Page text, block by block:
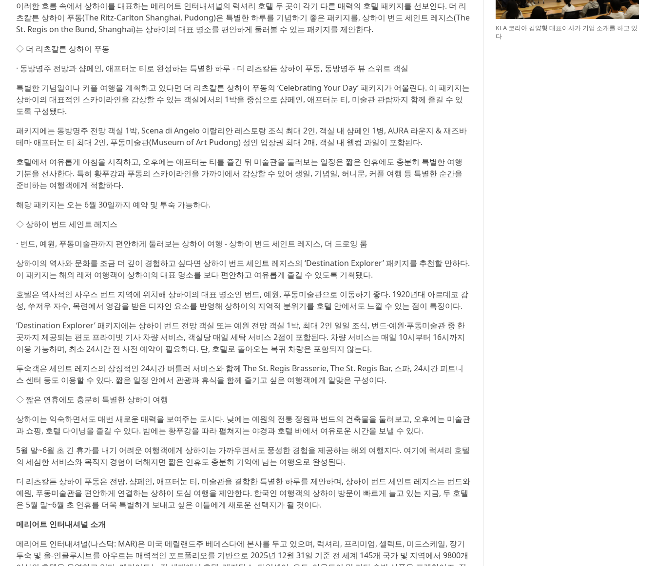
이러한 흐름 속에서 상하이를 대표하는 메리어트 인터내셔널의 럭셔리 호텔 두 곳이 각기 다른 매력의 호텔 패키지를 선보인다. 더 리
츠칼튼 상하이 푸동(The Ritz-Carlton Shanghai, Pudong)은 특별한 하루를 기념하기 좋은 패키지를, 상하이 번드 세인트 레지스(The
St. Regis on the Bund, Shanghai)는 상하이의 대표 명소를 편안하게 둘러볼 수 있는 패키지를 제안한다.
◇ 더 리츠칼튼 상하이 푸동
· 동방명주 전망과 샴페인, 애프터눈 티로 완성하는 특별한 하루 - 더 리츠칼튼 상하이 푸동, 동방명주 뷰 스위트 객실
특별한 기념일이나 커플 여행을 계획하고 있다면 더 리츠칼튼 상하이 푸동의 ‘Celebrating Your Day’ 패키지가 어울린다. 이 패키지는
상하이의 대표적인 스카이라인을 감상할 수 있는 객실에서의 1박을 중심으로 샴페인, 애프터눈 티, 미술관 관람까지 함께 즐길 수 있
도록 구성됐다.
패키지에는 동방명주 전망 객실 1박, Scena di Angelo 이탈리안 레스토랑 조식 최대 2인, 객실 내 샴페인 1병, AURA 라운지 & 재즈바
테마 애프터눈 티 최대 2인, 푸동미술관(Museum of Art Pudong) 성인 입장권 최대 2매, 객실 내 웰컴 과일이 포함된다.
호텔에서 여유롭게 아침을 시작하고, 오후에는 애프터눈 티를 즐긴 뒤 미술관을 둘러보는 일정은 짧은 연휴에도 충분히 특별한 여행
기분을 선사한다. 특히 황푸강과 푸동의 스카이라인을 가까이에서 감상할 수 있어 생일, 기념일, 허니문, 커플 여행 등 특별한 순간을
준비하는 여행객에게 적합하다.
해당 패키지는 오는 6월 30일까지 예약 및 투숙 가능하다.
◇ 상하이 번드 세인트 레지스
· 번드, 예원, 푸동미술관까지 편안하게 둘러보는 상하이 여행 - 상하이 번드 세인트 레지스, 더 드로잉 룸
상하이의 역사와 문화를 조금 더 깊이 경험하고 싶다면 상하이 번드 세인트 레지스의 ‘Destination Explorer’ 패키지를 추천할 만하다.
이 패키지는 해외 레저 여행객이 상하이의 대표 명소를 보다 편안하고 여유롭게 즐길 수 있도록 기획됐다.
호텔은 역사적인 사우스 번드 지역에 위치해 상하이의 대표 명소인 번드, 예원, 푸동미술관으로 이동하기 좋다. 1920년대 아르데코 감
성, 쑤저우 자수, 목련에서 영감을 받은 디자인 요소를 반영해 상하이의 지역적 분위기를 호텔 안에서도 느낄 수 있는 점이 특징이다.
‘Destination Explorer’ 패키지에는 상하이 번드 전망 객실 또는 예원 전망 객실 1박, 최대 2인 일일 조식, 번드·예원·푸동미술관 중 한
곳까지 제공되는 편도 프라이빗 기사 차량 서비스, 객실당 매일 세탁 서비스 2점이 포함된다. 차량 서비스는 매일 10시부터 16시까지
이용 가능하며, 최소 24시간 전 사전 예약이 필요하다. 단, 호텔로 돌아오는 복귀 차량은 포함되지 않는다.
투숙객은 세인트 레지스의 상징적인 24시간 버틀러 서비스와 함께 The St. Regis Brasserie, The St. Regis Bar, 스파, 24시간 피트니
스 센터 등도 이용할 수 있다. 짧은 일정 안에서 관광과 휴식을 함께 즐기고 싶은 여행객에게 알맞은 구성이다.
◇ 짧은 연휴에도 충분히 특별한 상하이 여행
상하이는 익숙하면서도 매번 새로운 매력을 보여주는 도시다. 낮에는 예원의 전통 정원과 번드의 건축물을 둘러보고, 오후에는 미술관
과 쇼핑, 호텔 다이닝을 즐길 수 있다. 밤에는 황푸강을 따라 펼쳐지는 야경과 호텔 바에서 여유로운 시간을 보낼 수 있다.
5월 말~6월 초 긴 휴가를 내기 어려운 여행객에게 상하이는 가까우면서도 풍성한 경험을 제공하는 해외 여행지다. 여기에 럭셔리 호텔
의 세심한 서비스와 목적지 경험이 더해지면 짧은 연휴도 충분히 기억에 남는 여행으로 완성된다.
더 리츠칼튼 상하이 푸동은 전망, 샴페인, 애프터눈 티, 미술관을 결합한 특별한 하루를 제안하며, 상하이 번드 세인트 레지스는 번드와
예원, 푸동미술관을 편안하게 연결하는 상하이 도심 여행을 제안한다. 한국인 여행객의 상하이 방문이 빠르게 늘고 있는 지금, 두 호텔
은 5월 말~6월 초 연휴를 더욱 특별하게 보내고 싶은 이들에게 새로운 선택지가 될 것이다.
메리어트 인터내셔널 소개
메리어트 인터내셔널(나스닥: MAR)은 미국 메릴랜드주 베데스다에 본사를 두고 있으며, 럭셔리, 프리미엄, 셀렉트, 미드스케일, 장기
투숙 및 올-인클루시브를 아우르는 매력적인 포트폴리오를 기반으로 2025년 12월 31일 기준 전 세계 145개 국가 및 지역에서 9800개
KLA 코리아 김양형 대표이사가 기업 소개를 하고 있
다